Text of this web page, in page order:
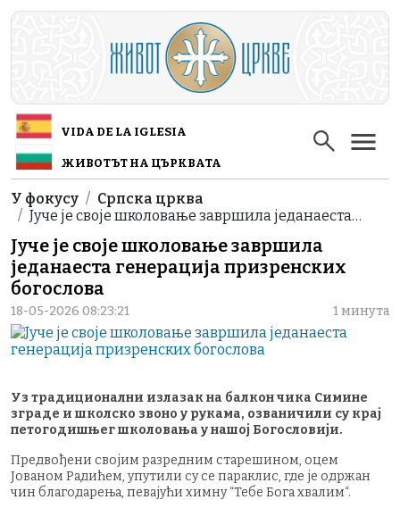
Skip to main content
VIDA DE LA IGLESIA
ЖИВОТЪТ НА ЦЪРКВАТА
Breadcrumb
У фокусу
Српска црква
Јуче је своје школовање завршила једанаеста…
Јуче је своје школовање завршила
једанаеста генерација призренских
богослова
18-05-2026 08:23:21 1 минута
Уз традиционални излазак на балкон чика Симине
зграде и школско звоно у рукама, озваничили су крај
петогодишњег школовања у нашој Богословији.
Предвођени својим разредним старешином, оцем
Јованом Радићем, упутили су се параклис, где је одржан
чин благодарења, певајући химну “Тебе Бога хвалим“.